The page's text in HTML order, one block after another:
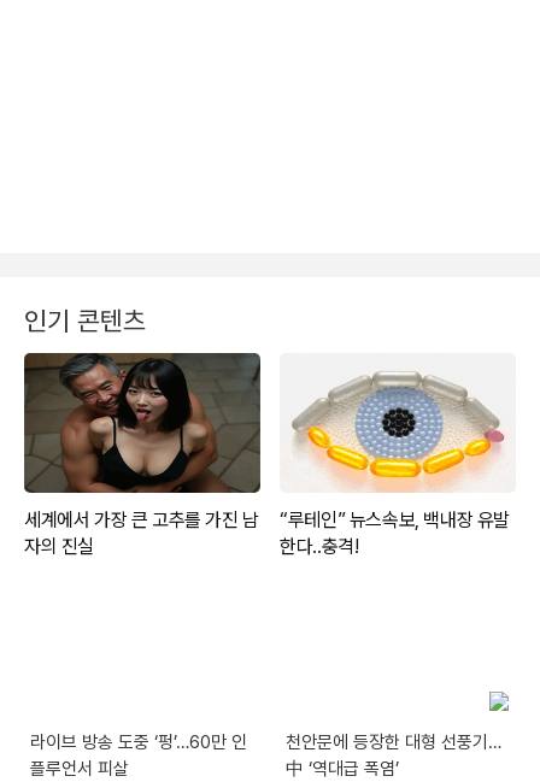
인기 콘텐츠
라이브 방송 도중 ‘펑’…60만 인
플루언서 피살
천안문에 등장한 대형 선풍기…
中 ‘역대급 폭염’